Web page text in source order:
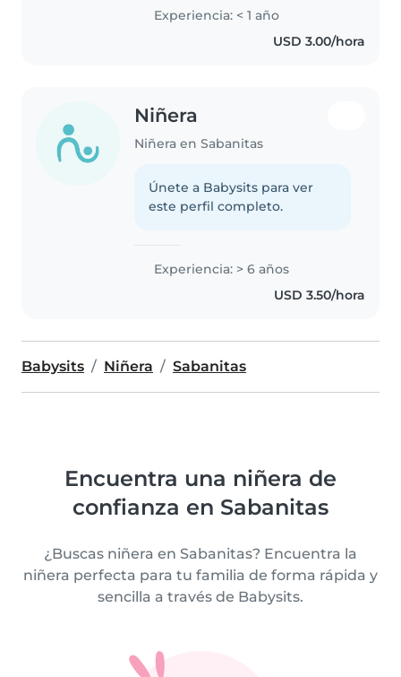
hijos con amor y dedicación.
Aunque soy nueva en el cuidado
de niños, tengo experiencia con
Experiencia: < 1 año
USD 3.00/hora
Niñera
Niñera en Sabanitas
Únete a Babysits para ver
este perfil completo.
Experiencia: > 6 años
USD 3.50/hora
Babysits Niñera Sabanitas
Encuentra una niñera de
confianza en Sabanitas
¿Buscas niñera en Sabanitas? Encuentra la
niñera perfecta para tu familia de forma rápida y
sencilla a través de Babysits.